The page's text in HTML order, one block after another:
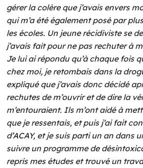
gérer la colère que j’avais envers
qui m’a été également posé par
les écoles. Un jeune récidiviste se
j’avais fait pour ne pas rechuter à
Je lui ai répondu qu’à chaque fois
chez moi, je retombais dans la
expliqué que j’avais donc décidé
rechutes de m’ouvrir et de dire la
m’entouraient. Ils m’ont aidé à
que je ressentais, et puis j’ai fait
d’ACAY, et je suis parti un an dans
suivre un programme de
repris mes études et trouvé un